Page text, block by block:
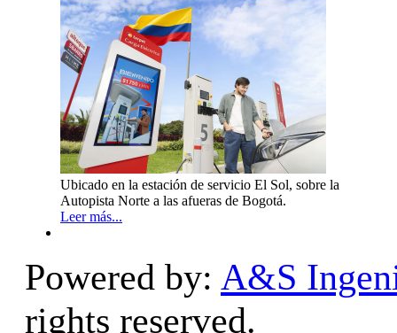
Ubicado en la estación de servicio El Sol, sobre la
Autopista Norte a las afueras de Bogotá.
Leer más...
Powered by: A&S
rights reserved.